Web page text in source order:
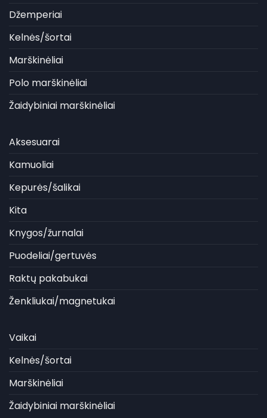
Džemperiai
Kelnės/šortai
Marškinėliai
Polo marškinėliai
Žaidybiniai marškinėliai
Aksesuarai
Kamuoliai
Kepurės/šalikai
Kita
Knygos/žurnalai
Puodeliai/gertuvės
Raktų pakabukai
Ženkliukai/magnetukai
Vaikai
Kelnės/šortai
Marškinėliai
Žaidybiniai marškinėliai